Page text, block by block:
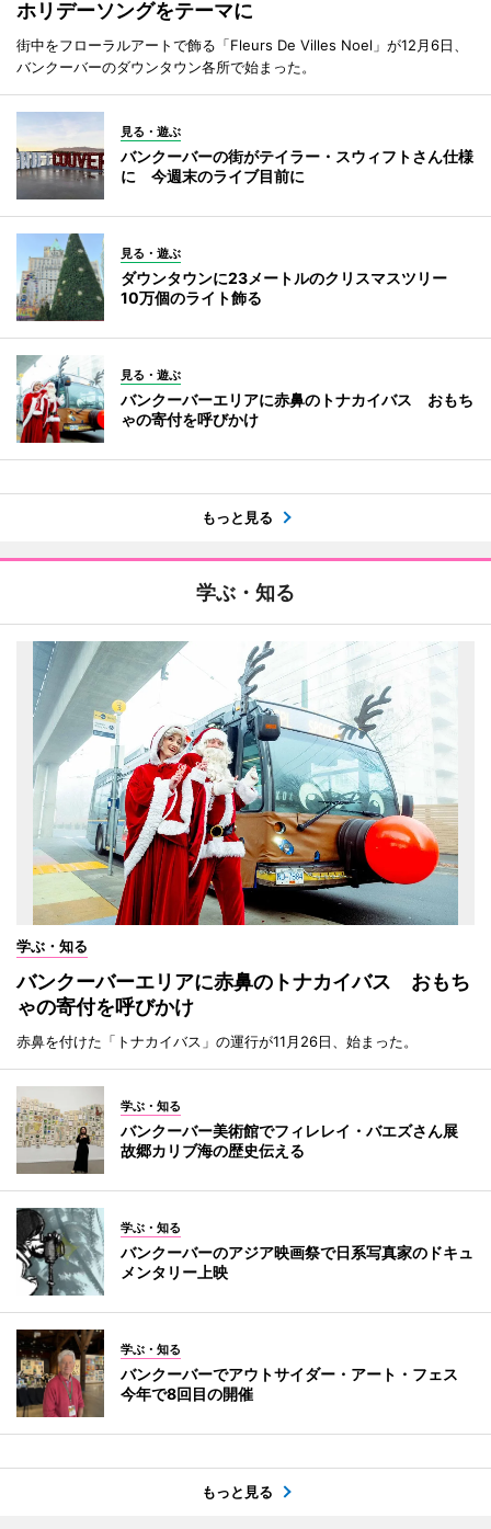
ホリデーソングをテーマに
街中をフローラルアートで飾る「Fleurs De Villes Noel」が12月6日、
バンクーバーのダウンタウン各所で始まった。
見る・遊ぶ
バンクーバーの街がテイラー・スウィフトさん仕様
に 今週末のライブ目前に
見る・遊ぶ
ダウンタウンに23メートルのクリスマスツリー
10万個のライト飾る
見る・遊ぶ
バンクーバーエリアに赤鼻のトナカイバス おもち
ゃの寄付を呼びかけ
もっと見る
学ぶ・知る
学ぶ・知る
バンクーバーエリアに赤鼻のトナカイバス おもち
ゃの寄付を呼びかけ
赤鼻を付けた「トナカイバス」の運行が11月26日、始まった。
学ぶ・知る
バンクーバー美術館でフィレレイ・バエズさん展
故郷カリブ海の歴史伝える
学ぶ・知る
バンクーバーのアジア映画祭で日系写真家のドキュ
メンタリー上映
学ぶ・知る
バンクーバーでアウトサイダー・アート・フェス
今年で8回目の開催
もっと見る